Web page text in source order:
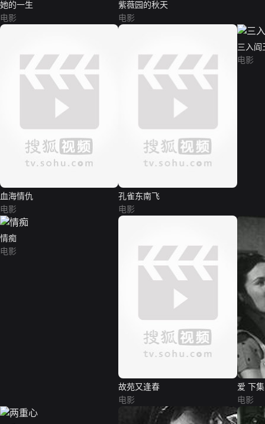
她的一生
电影
紫薇园的秋天
电影
血海情仇
电影
孔雀东南飞
电影
三入阎
电影
情痴
电影
故苑又逢春
电影
爱 下集
电影